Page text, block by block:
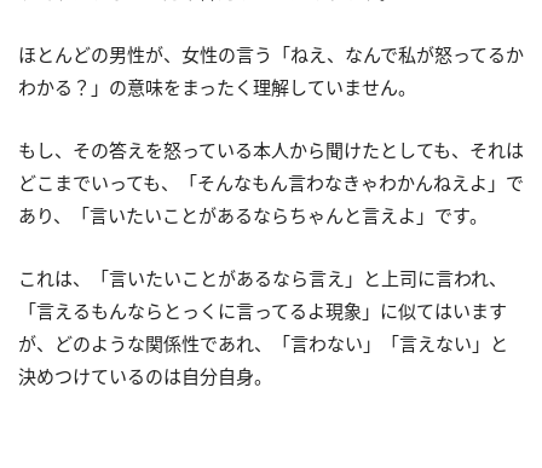
ほとんどの男性が、女性の言う「ねえ、なんで私が怒ってるか
わかる？」の意味をまったく理解していません。
もし、その答えを怒っている本人から聞けたとしても、それは
どこまでいっても、「そんなもん言わなきゃわかんねえよ」で
あり、「言いたいことがあるならちゃんと言えよ」です。
これは、「言いたいことがあるなら言え」と上司に言われ、
「言えるもんならとっくに言ってるよ現象」に似てはいます
が、どのような関係性であれ、「言わない」「言えない」と
決めつけているのは自分自身。